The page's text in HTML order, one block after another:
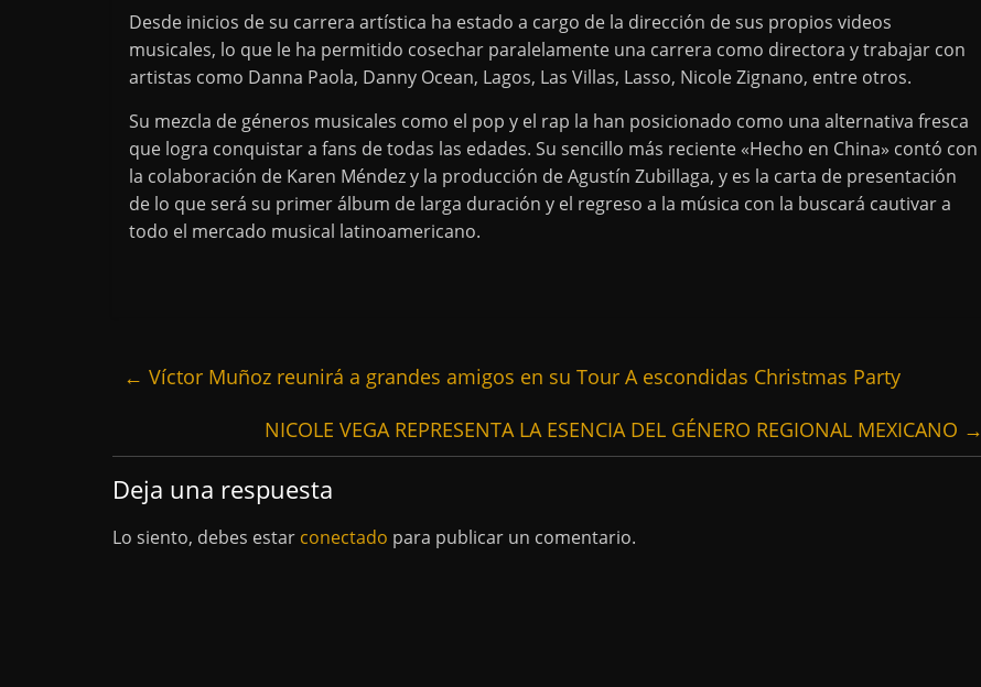
Desde inicios de su carrera artística ha estado a cargo de la dirección de sus propios videos
musicales, lo que le ha permitido cosechar paralelamente una carrera como directora y trabajar con
artistas como Danna Paola, Danny Ocean, Lagos, Las Villas, Lasso, Nicole Zignano, entre otros.
Su mezcla de géneros musicales como el pop y el rap la han posicionado como una alternativa fresca
que logra conquistar a fans de todas las edades. Su sencillo más reciente «Hecho en China» contó con
la colaboración de Karen Méndez y la producción de Agustín Zubillaga, y es la carta de presentación
de lo que será su primer álbum de larga duración y el regreso a la música con la buscará cautivar a
todo el mercado musical latinoamericano.
← Víctor Muñoz reunirá a grandes amigos en su Tour A escondidas Christmas Party
NICOLE VEGA REPRESENTA LA ESENCIA DEL GÉNERO REGIONAL MEXICANO →
Deja una respuesta
Lo siento, debes estar conectado para publicar un comentario.